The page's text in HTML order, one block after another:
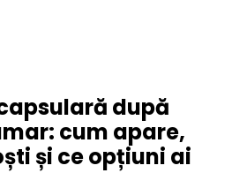
după
cum apare,
și ce opțiuni ai